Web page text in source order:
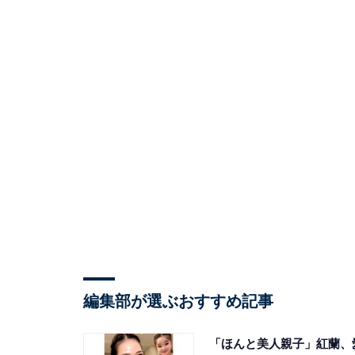
編集部が選ぶおすすめ記事
「ほんと美人親子」紅蘭、